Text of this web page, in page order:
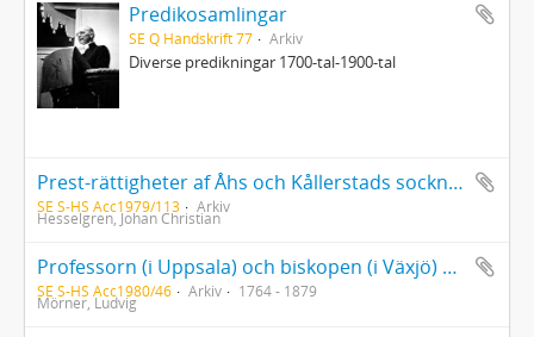
Predikosamlingar
SE Q Handskrift 77 Arkiv
Diverse predikningar 1700-tal-1900-tal
Prest-rättigheter af Åhs och Kållerstads socknar från år 1826, fortsatt år 1848 af Johan Christian Hesselgren (1785-1862)
SE S-HS Acc1979/113 Arkiv
Hesselgren, Johan Christian
Professorn (i Uppsala) och biskopen (i Växjö) Henrik Gustaf Hultmans anteckningar samt ett tal av biskop Ludvig Mörner på ett synodalmöte
SE S-HS Acc1980/46 Arkiv 1764 - 1879
Mörner, Ludvig